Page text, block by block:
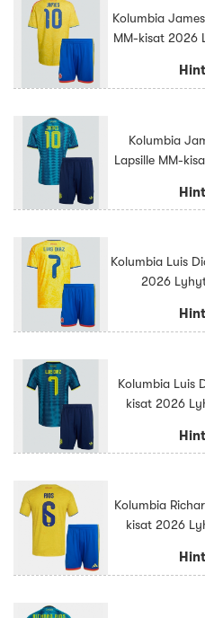
Kolumbia
MM-kisat 2026
Kolumbia
Lapsille MM-
Kolumbia Luis
2026
Kolumbia Luis
kisat 2026
Kolumbia
kisat 2026